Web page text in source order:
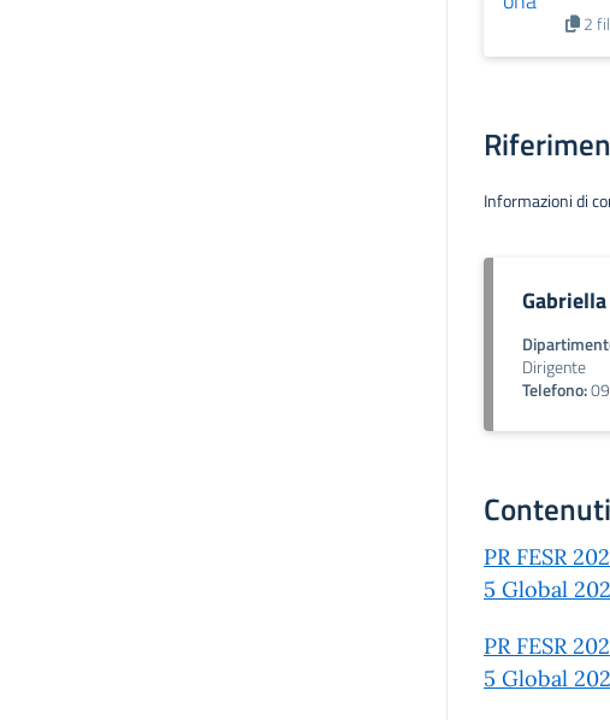
2
Informazioni di
Dirigente
Telefono:
PR FESR
5 Global
PR FESR
5 Global